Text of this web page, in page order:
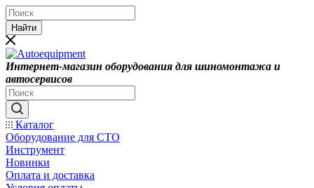
Найти
Интернет-магазин оборудования для шиномонтажа и
автосервисов
Каталог
Оборудование для СТО
Инструмент
Новинки
Оплата и доставка